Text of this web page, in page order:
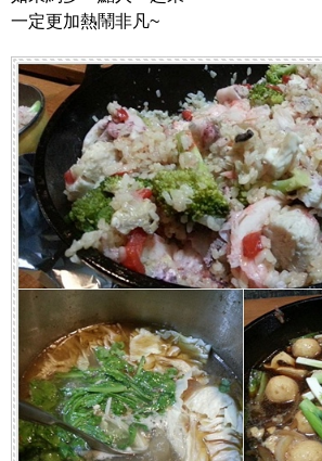
一定更加熱鬧非凡~